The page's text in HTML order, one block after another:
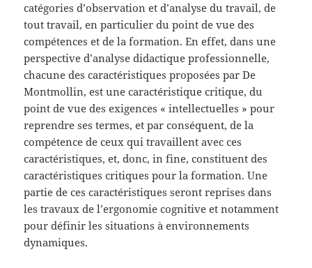
catégories d’observation et d’analyse du travail, de
tout travail, en particulier du point de vue des
compétences et de la formation. En effet, dans une
perspective d’analyse didactique professionnelle,
chacune des caractéristiques proposées par De
Montmollin, est une caractéristique critique, du
point de vue des exigences « intellectuelles » pour
reprendre ses termes, et par conséquent, de la
compétence de ceux qui travaillent avec ces
caractéristiques, et, donc, in fine, constituent des
caractéristiques critiques pour la formation. Une
partie de ces caractéristiques seront reprises dans
les travaux de l’ergonomie cognitive et notamment
pour définir les situations à environnements
dynamiques.